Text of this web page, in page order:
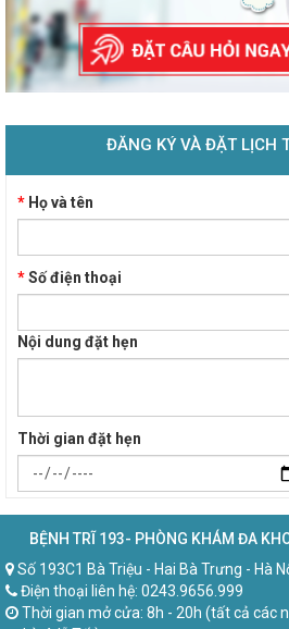
ĐĂNG KÝ VÀ ĐẶT LỊCH
* Họ và tên
*Số điện thoại
Nội dung đặt hẹn
Thời gian đặt hẹn
BỆNH TRĨ 193- PHÒNG KHÁM ĐA
Số 193C1 Bà Triệu - Hai Bà Trưng - Hà
Điện thoại liên hệ: 0243.9656.999
Thời gian mở cửa: 8h - 20h (tất cả các